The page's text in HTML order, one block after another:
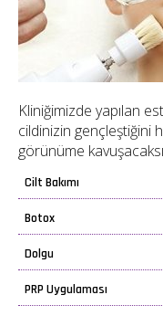
Kliniğimizde yapılan
cildinizin gençleştiğini
görünüme
Cilt Bakımı
Botox
Dolgu
PRP Uygulaması